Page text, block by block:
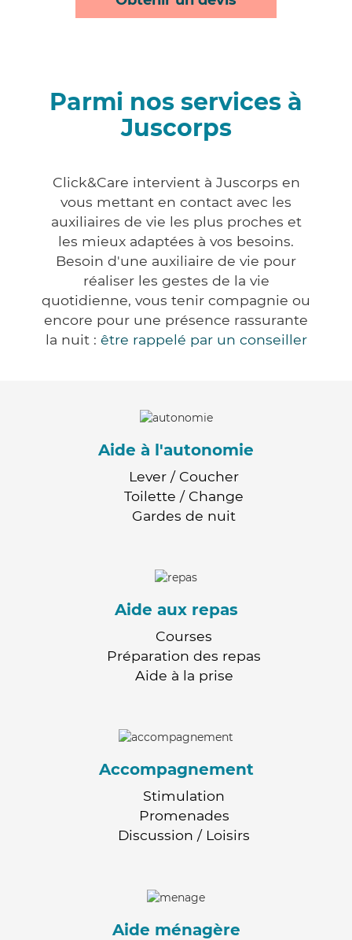
Parmi nos services à
Juscorps
Click&Care intervient à Juscorps en
vous mettant en contact avec les
auxiliaires de vie les plus proches et
les mieux adaptées à vos besoins.
Besoin d'une auxiliaire de vie pour
réaliser les gestes de la vie
quotidienne, vous tenir compagnie ou
encore pour une présence rassurante
la nuit : être rappelé par un conseiller
Aide à l'autonomie
Lever / Coucher
Toilette / Change
Gardes de nuit
Aide aux repas
Courses
Préparation des repas
Aide à la prise
Accompagnement
Stimulation
Promenades
Discussion / Loisirs
Aide ménagère